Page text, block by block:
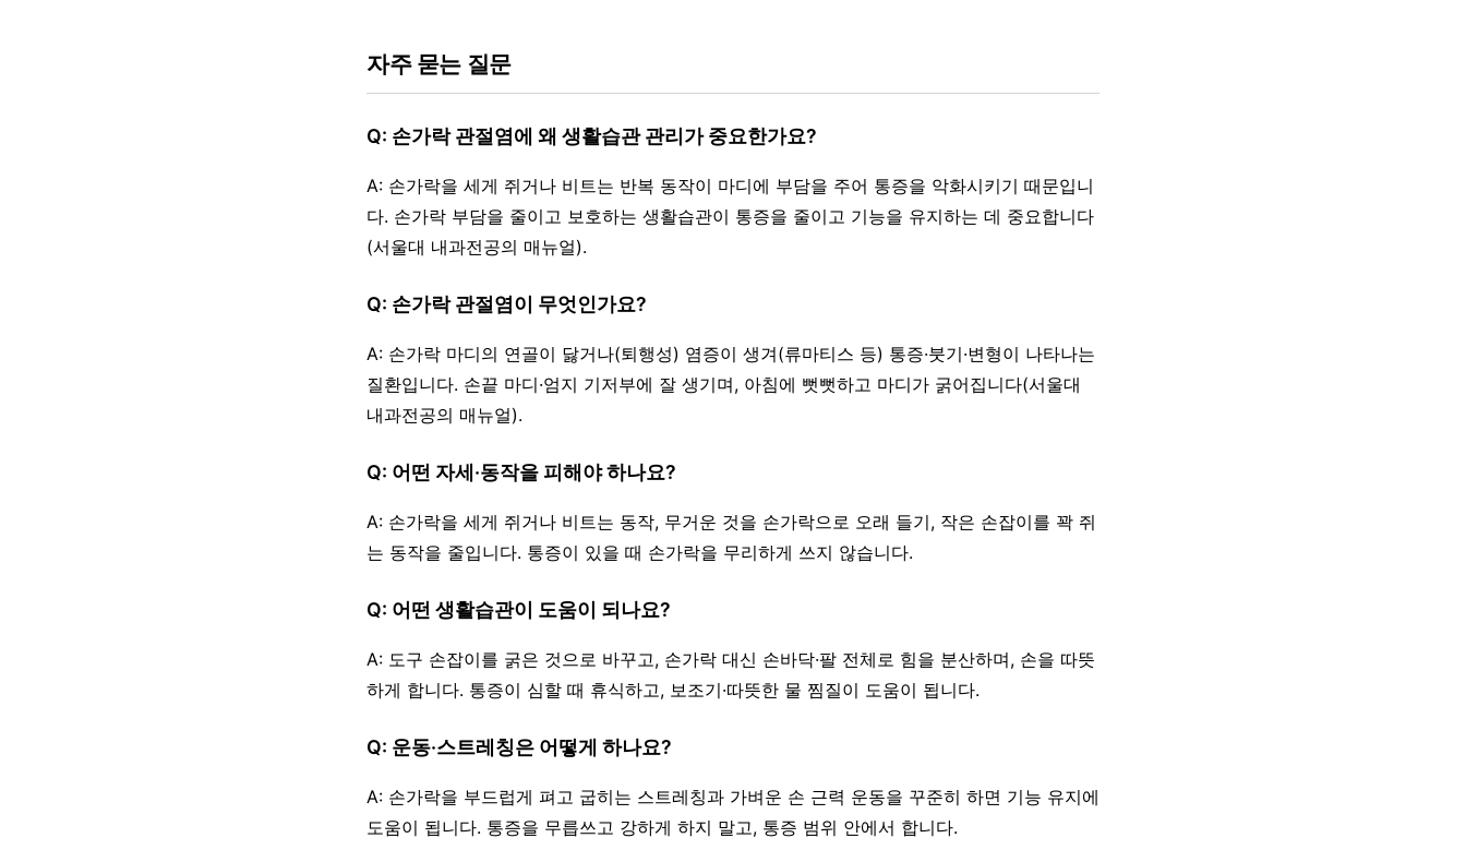
자주 묻는 질문
Q: 손가락 관절염에 왜 생활습관 관리가 중요한가요?
A: 손가락을 세게 쥐거나 비트는 반복 동작이 마디에 부담을 주어 통증을 악화시키기 때문입니
다. 손가락 부담을 줄이고 보호하는 생활습관이 통증을 줄이고 기능을 유지하는 데 중요합니다
(서울대 내과전공의 매뉴얼).
Q: 손가락 관절염이 무엇인가요?
A: 손가락 마디의 연골이 닳거나(퇴행성) 염증이 생겨(류마티스 등) 통증·붓기·변형이 나타나는
질환입니다. 손끝 마디·엄지 기저부에 잘 생기며, 아침에 뻣뻣하고 마디가 굵어집니다(서울대
내과전공의 매뉴얼).
Q: 어떤 자세·동작을 피해야 하나요?
A: 손가락을 세게 쥐거나 비트는 동작, 무거운 것을 손가락으로 오래 들기, 작은 손잡이를 꽉 쥐
는 동작을 줄입니다. 통증이 있을 때 손가락을 무리하게 쓰지 않습니다.
Q: 어떤 생활습관이 도움이 되나요?
A: 도구 손잡이를 굵은 것으로 바꾸고, 손가락 대신 손바닥·팔 전체로 힘을 분산하며, 손을 따뜻
하게 합니다. 통증이 심할 때 휴식하고, 보조기·따뜻한 물 찜질이 도움이 됩니다.
Q: 운동·스트레칭은 어떻게 하나요?
A: 손가락을 부드럽게 펴고 굽히는 스트레칭과 가벼운 손 근력 운동을 꾸준히 하면 기능 유지에
도움이 됩니다. 통증을 무릅쓰고 강하게 하지 말고, 통증 범위 안에서 합니다.